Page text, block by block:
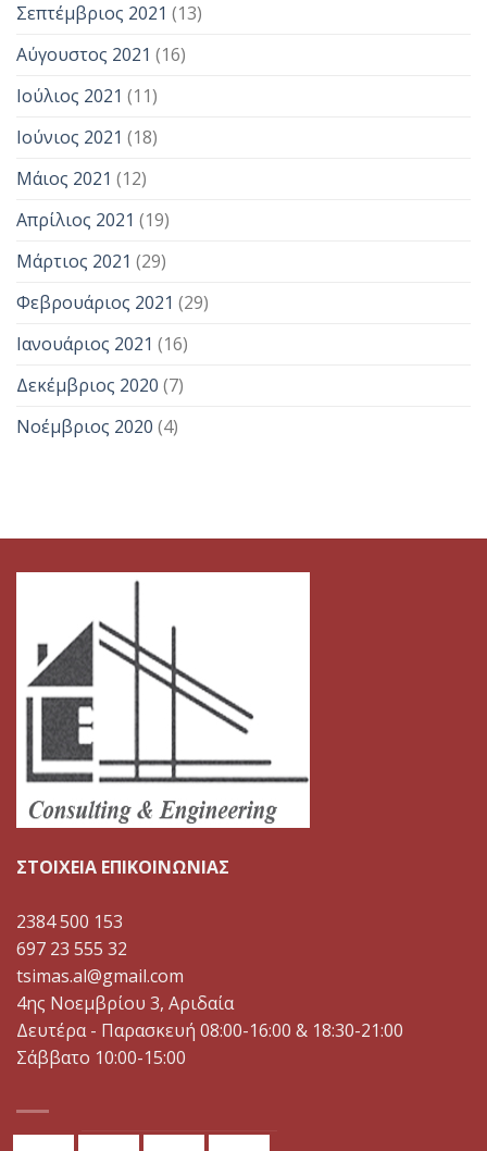
Σεπτέμβριος 2021 (13)
Αύγουστος 2021 (16)
Ιούλιος 2021 (11)
Ιούνιος 2021 (18)
Μάιος 2021 (12)
Απρίλιος 2021 (19)
Μάρτιος 2021 (29)
Φεβρουάριος 2021 (29)
Ιανουάριος 2021 (16)
Δεκέμβριος 2020 (7)
Νοέμβριος 2020 (4)
ΣΤΟΙΧΕΙΑ ΕΠΙΚΟΙΝΩΝΙΑΣ
2384 500 153
697 23 555 32
tsimas.al@gmail.com
4ης Νοεμβρίου 3, Αριδαία
Δευτέρα - Παρασκευή 08:00-16:00 & 18:30-21:00
Σάββατο 10:00-15:00